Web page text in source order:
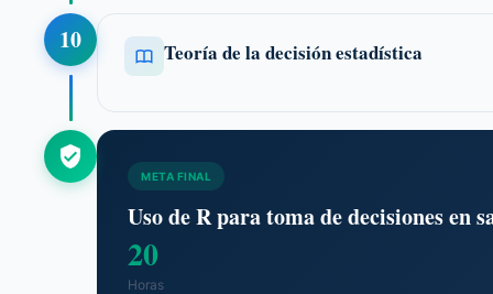
10 Teoría de la decisión estadística
META FINAL
Uso de R para toma de decisiones en
20
Horas